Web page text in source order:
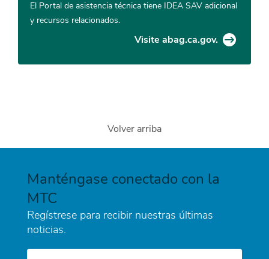
El Portal de asistencia técnica tiene IDEA SAV adicional
y recursos relacionados.
Visite abag.ca.gov.
Volver arriba
Manténgase conectado con la
MTC
Regístrese para recibir nuestras últimas
noticias.